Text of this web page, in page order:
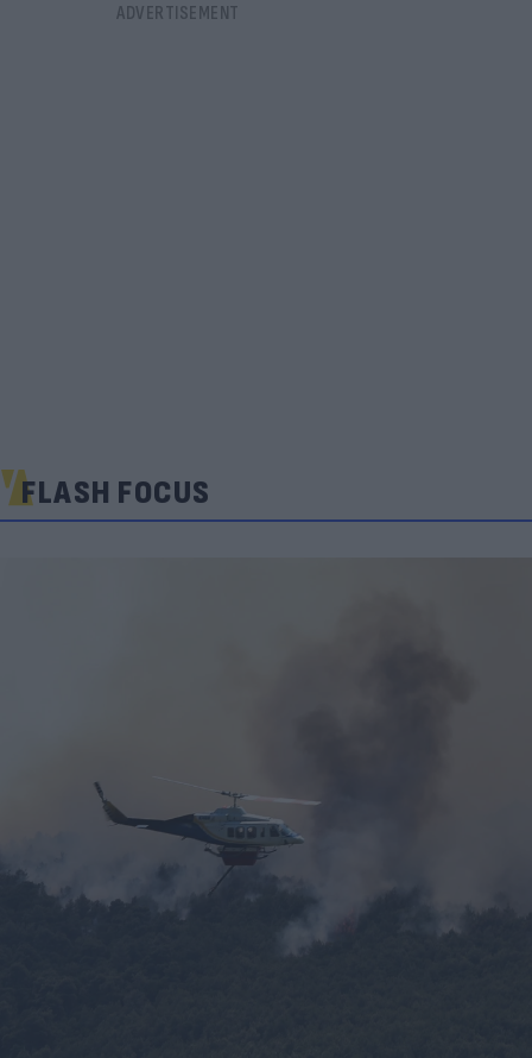
FLASH FOCUS